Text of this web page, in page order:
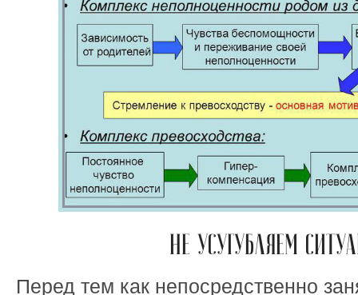
НЕ УСУГУБЛЯЕМ
Перед тем как непосредственно